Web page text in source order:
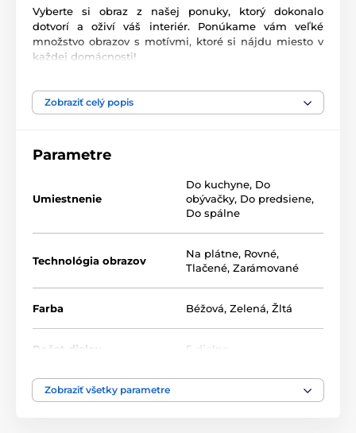
Vyberte si obraz z našej ponuky, ktorý dokonalo
dotvorí a oživí váš interiér. Ponúkame vám veľké
množstvo obrazov s motívmi, ktoré si nájdu miesto v
každej domácnosti!
(v cm):
Kvalita je pre nás dôležitá a preto sme pre naše obrazy
Zobraziť celý popis
Parametre
Umiestnenie
Do kuchyne, Do
obývačky, Do predsiene,
Do spálne
Technológia obrazov
Na plátne, Rovné,
Tlačené, Zarámované
Farba Béžová, Zelená, Žltá
Počet dielov 5-dielne
Zobraziť všetky parametre